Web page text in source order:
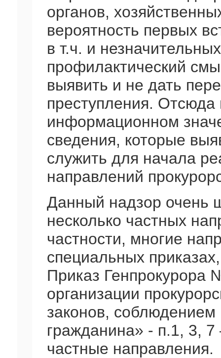
органов,
вероятность первых
в т.ч. и
профилактический
выявить и не дать
преступления.
информационном
сведения, которые
служить для начала
направлений
Данный надзор очень
несколько частных
частности, многие
специальных
Приказ Генпрокурора
организации
законов, соблюдением
гражданина» - п.1, 3,
частные направления.